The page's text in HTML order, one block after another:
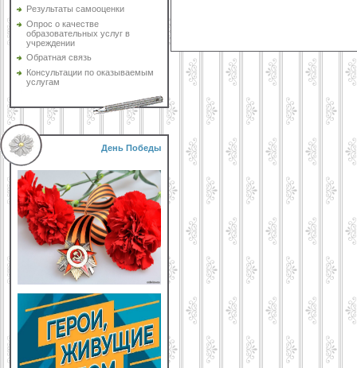
Результаты самооценки
Опрос о качестве
образовательных услуг в
учреждении
Обратная связь
Консультации по оказываемым
услугам
День Победы